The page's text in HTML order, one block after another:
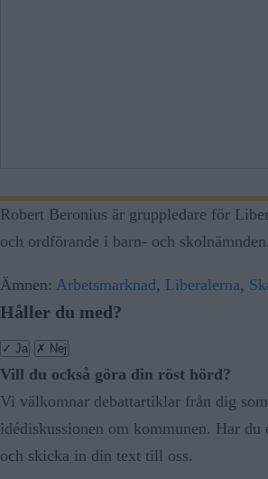
Robert Beronius är gruppledare för
och ordförande i barn- och skolnämnden.
Ämnen: Arbetsmarknad, Liberalerna,
Håller du med?
✓ Ja ✗ Nej
Vill du också göra din röst hörd?
Vi välkomnar debattartiklar från dig
idédiskussionen om kommunen. Har du
och skicka in din text till oss.